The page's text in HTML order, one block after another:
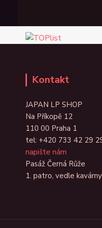
Kontakt
JAPAN LP SHOP
Na Příkopě 12
110 00 Praha 1
tel: +420 733 42 29
napište nám
Pasáž Černá Růže
1. patro, vedle kavárny